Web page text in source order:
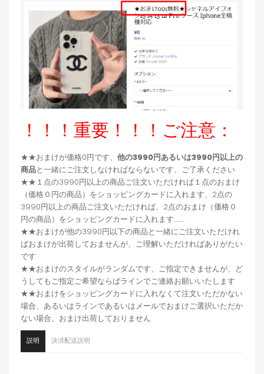
！！！重要！！！ご注意：
★★おまけが価格0円です、 他の3990円あるいは3990円以上の
商品と一緒にご注文しなければならないです、ご了承ください
★★１点の3990円以上の商品ご注文いただければ１点のおまけ
（価格０円の商品）をショッピングカードに入れます、2点の
3990円以上の商品ご注文いただければ、2点のおまけ（価格０
円の商品）をショッピングカードに入れます.........
★★おまけが他の3990円以下の商品と一緒にご注文いただけれ
ばおまけが出荷しておませんが、ご理解いただければありがたい
です
★★おまけのスタイルがランダムです、ご指定できませんが、ど
うしてもご指定ご希望ならばラインでご連絡お願いいたします
★★おまけをショッピングカードに入れなくて注文いただかない
場合、あるいはラインであるいはメールでおまけご選択いただか
ない場合、おまけ出荷しておりません
説明 決済配送説明